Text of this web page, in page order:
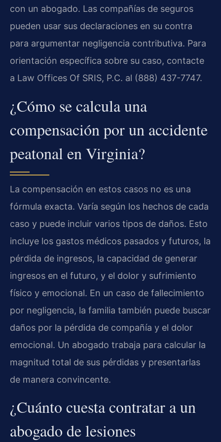
con un abogado. Las compañías de seguros
pueden usar sus declaraciones en su contra
para argumentar negligencia contributiva. Para
orientación específica sobre su caso, contacte
a Law Offices Of SRIS, P.C. al (888) 437-7747.
¿Cómo se calcula una
compensación por un accidente
peatonal en Virginia?
La compensación en estos casos no es una
fórmula exacta. Varía según los hechos de cada
caso y puede incluir varios tipos de daños. Esto
incluye los gastos médicos pasados y futuros, la
pérdida de ingresos, la capacidad de generar
ingresos en el futuro, y el dolor y sufrimiento
físico y emocional. En un caso de fallecimiento
por negligencia, la familia también puede buscar
daños por la pérdida de compañía y el dolor
emocional. Un abogado trabaja para calcular la
magnitud total de sus pérdidas y presentarlas
de manera convincente.
¿Cuánto cuesta contratar a un
abogado de lesiones